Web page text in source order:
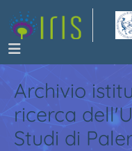
Archivio
ricerca
Studi di